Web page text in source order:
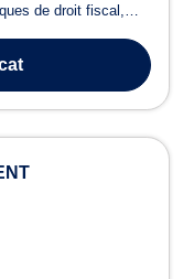
de droit fiscal,
spécialisé en